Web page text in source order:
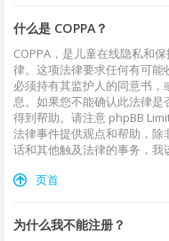
什么是 COPPA？
COPPA，是儿童在线隐私和
律。这项法律要求任何有可
必须持有其监护人的同意书
息。如果您不能确认此法律
得到帮助。请注意 phpBB
法律事件提供观点和帮助，除
话和其他触及法律的事务，我
页首
为什么我不能注册？